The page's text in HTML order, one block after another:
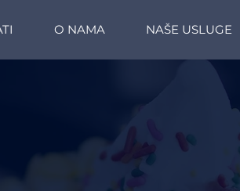
O NAMA NAŠE USLUGE